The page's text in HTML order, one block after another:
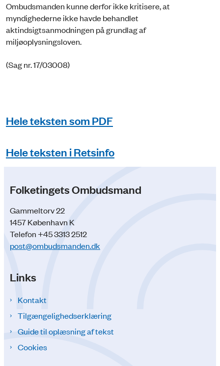
Ombudsmanden kunne derfor ikke kritisere, at
myndighederne ikke havde behandlet
aktindsigtsanmodningen på grundlag af
miljøoplysningsloven.
(Sag nr. 17/03008)
Hele teksten som PDF
Hele teksten i Retsinfo
Folketingets Ombudsmand
Gammeltorv 22
1457 København K
Telefon +45 3313 2512
post@ombudsmanden.dk
Links
Kontakt
Tilgængelighedserklæring
Guide til oplæsning af tekst
Cookies